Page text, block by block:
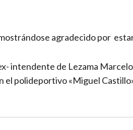
agradecido por
intendente de Lezama
el polideportivo «Miguel